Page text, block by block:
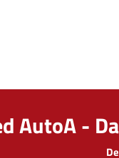
AutoA -